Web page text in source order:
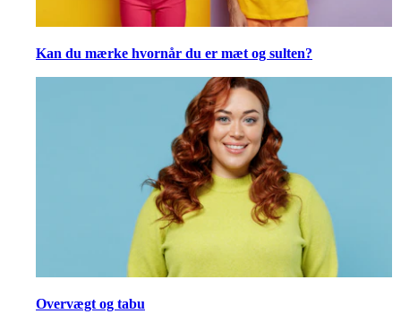
Kan du mærke hvornår du er mæt og sulten?
Overvægt og tabu